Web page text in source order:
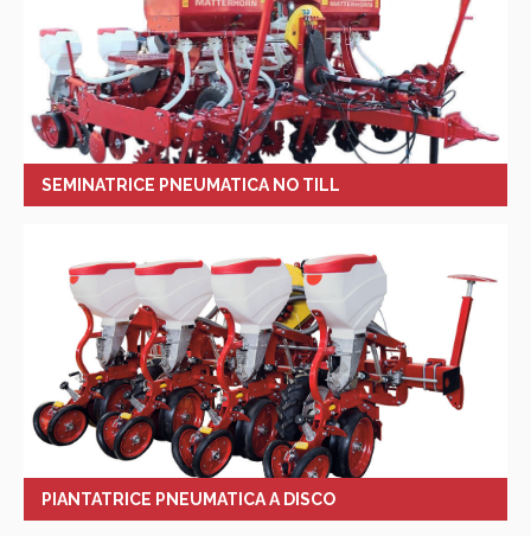
SEMINATRICE PNEUMATICA NO TILL
PIANTATRICE PNEUMATICA A DISCO